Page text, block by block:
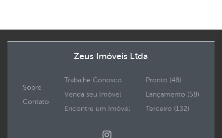
Zeus Imóveis Ltda
Sobre
Contato
Trabalhe Conosco
Venda seu Imóvel
Encontre um Imóvel
Pronto (48)
Lançamento (58)
Terceiro (132)